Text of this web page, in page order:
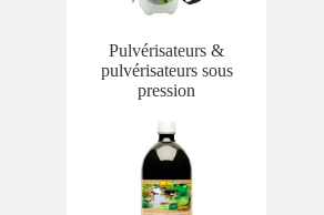
Pulvérisateurs &
pulvérisateurs sous
pression